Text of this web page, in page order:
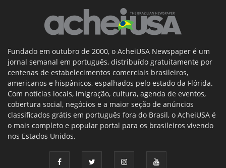
Fundado em outubro de 2000, o AcheiUSA Newspaper é um
jornal semanal em português, distribuído gratuitamente por
centenas de estabelecimentos comerciais brasileiros,
americanos e hispânicos, espalhados pelo estado da Flórida.
Com notícias locais, imigração, cultura, agenda de eventos,
cobertura social, negócios e a maior seção de anúncios
classificados grátis em português fora do Brasil, o AcheiUSA é
o mais completo e popular portal para os brasileiros vivendo
nos Estados Unidos.